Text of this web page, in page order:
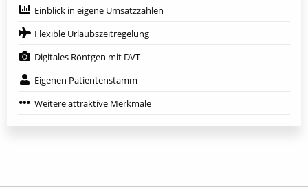
Einblick in eigene Umsatzzahlen
Flexible Urlaubszeitregelung
Digitales Röntgen mit DVT
Eigenen Patientenstamm
Weitere attraktive Merkmale